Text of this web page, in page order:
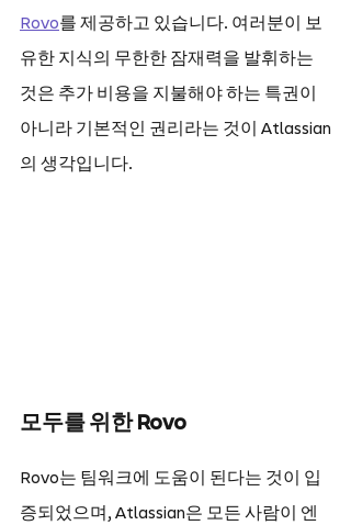
Rovo를 제공하고 있습니다. 여러분이 보
유한 지식의 무한한 잠재력을 발휘하는
것은 추가 비용을 지불해야 하는 특권이
아니라 기본적인 권리라는 것이 Atlassian
의 생각입니다.
모두를 위한 Rovo
Rovo는 팀워크에 도움이 된다는 것이 입
증되었으며, Atlassian은 모든 사람이 엔